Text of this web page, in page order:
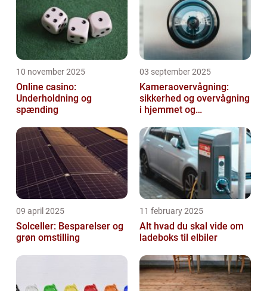
10 november 2025
Online casino:
Underholdning og
spænding
03 september 2025
Kameraovervågning:
sikkerhed og overvågning
i hjemmet og
09 april 2025
Solceller: Besparelser og
grøn omstilling
11 february 2025
Alt hvad du skal vide om
ladeboks til elbiler